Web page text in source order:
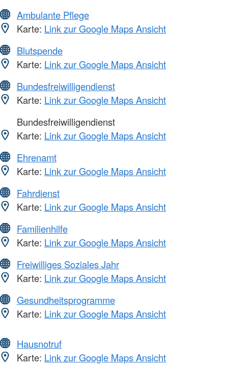
Ambulante Pflege
Karte: Link zur Google Maps Ansicht
Blutspende
Karte: Link zur Google Maps Ansicht
Bundesfreiwilligendienst
Karte: Link zur Google Maps Ansicht
Bundesfreiwilligendienst
Karte: Link zur Google Maps Ansicht
Ehrenamt
Karte: Link zur Google Maps Ansicht
Fahrdienst
Karte: Link zur Google Maps Ansicht
Familienhilfe
Karte: Link zur Google Maps Ansicht
Freiwilliges Soziales Jahr
Karte: Link zur Google Maps Ansicht
Gesundheitsprogramme
Karte: Link zur Google Maps Ansicht
Hausnotruf
Karte: Link zur Google Maps Ansicht